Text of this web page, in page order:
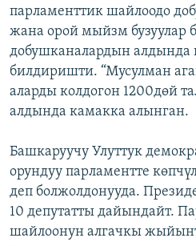
ЭЖЕ-СИҢДИЛЕР
АЗАТТЫК+
ЫҢГАЙСЫЗ СУРООЛОР
ОНЛАЙН ШЕРИНЕ
парламенттик шайлоодо
жана орой мыйзм бузуулар
добушканалардын
билдиришти. “Мусулман
аларды колдогон 1200дөй
алдында камакка алынган.
Башкаруучу Улуттук
орундуу парламентте
деп болжолдонууда.
10 депутатты дайындайт.
шайлоонун алгачкы